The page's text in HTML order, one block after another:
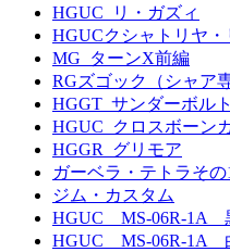
HGUC_リ・ガズィ
HGUCクシャトリヤ
MG_ターンX前編
RGズゴック（シャア
HGGT_サンダーボル
HGUC_クロスボーン
HGGR_グリモア
ガーベラ・テトラその
ジム・カスタム
HGUC MS-06R-1A
HGUC MS-06R-1A